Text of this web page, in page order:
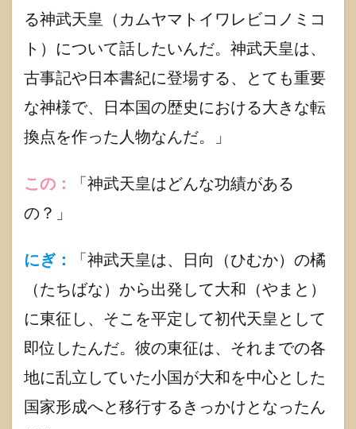
1.4
古事
記
「神
武天
皇」
関わ
り深
い神
紹介
【神
皇】
を主
祭神
とす
る神
社紹
介
1.5.1
「宮崎
神宮摂
社「皇
る神武天皇（カムヤマトイワレビコノミコ
ト）について話したいんだ。神武天皇は、
古事記や日本書紀に登場する、とても重要
な神様で、日本国の歴史における大きな転
換点を作った人物なんだ。」
この：
「神武天皇はどんな功績がある
の？」
にぎ：
「神武天皇は、日向（ひむか）の橘
（たちばな）から出発して大和（やまと）
に東征し、そこを平定して初代天皇として
即位したんだ。彼の東征は、それまでの各
地に乱立していた小国が大和を中心とした
国家形成へと移行するきっかけとなったん